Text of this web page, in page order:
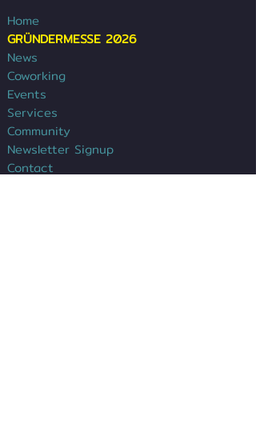
Home
GRÜNDERMESSE 2026
News
Coworking
Events
Services
Community
Newsletter Signup
Contact